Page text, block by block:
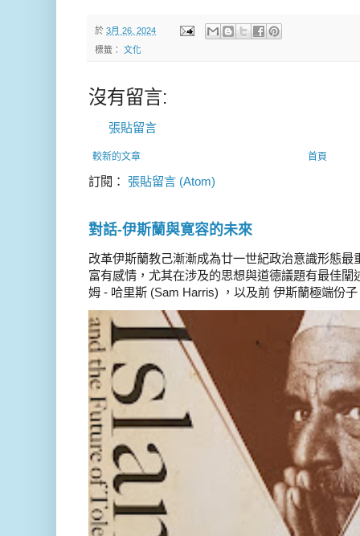
於 3月 26, 2024
標籤： 文化
沒有留言:
張貼留言
較新的文章 首頁
訂閱： 張貼留言 (Atom)
對話-伊斯蘭與寛容的未來
改革伊斯蘭教己漸漸成為廿一世紀政治意識形態
富有感情，尤其在涉及的思想與道德議題有最佳
姆 - 哈里斯 (Sam Harris) ，以及前 伊斯蘭極端份